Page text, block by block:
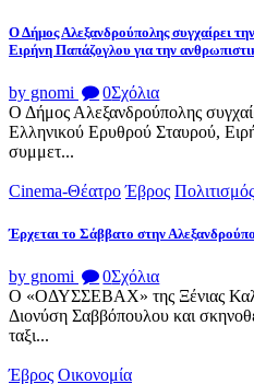
Ο Δήμος Αλεξανδρούπολης συγχαίρει
Ειρήνη Παπάζογλου για την
by gnomi 0Σχόλια
Ο Δήμος Αλεξανδρούπολης
Ελληνικού Ερυθρού Σταυρού,
συμμετ...
Cinema-Θέατρο Έβρος Πολιτισμός
Έρχεται το Σάββατο στην
by gnomi 0Σχόλια
Ο «ΟΔΥΣΣΕΒΑΧ» της Ξένιας
Διονύση Σαββόπουλου και
ταξι...
Έβρος Οικονομία